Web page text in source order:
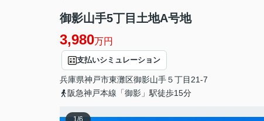
御影山手5丁目土地A号地
3,980万円
支払いシミュレーション
兵庫県神戸市東灘区御影山手５丁目21-7
阪急神戸本線「御影」駅徒歩15分
1/6